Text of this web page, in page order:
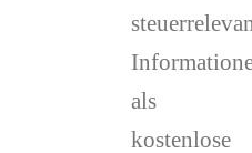
als
kostenlose